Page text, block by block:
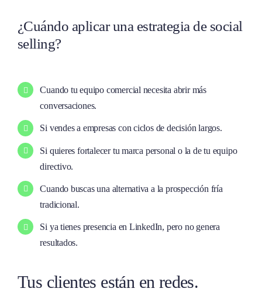
¿Cuándo aplicar una estrategia de social
selling?
Cuando tu equipo comercial necesita abrir más
conversaciones.
Si vendes a empresas con ciclos de decisión largos.
Si quieres fortalecer tu marca personal o la de tu equipo
directivo.
Cuando buscas una alternativa a la prospección fría
tradicional.
Si ya tienes presencia en LinkedIn, pero no genera
resultados.
Tus clientes están en redes.